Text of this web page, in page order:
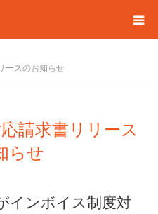
ースのお知らせ
請求書リリース
らせ
インボイス制度対